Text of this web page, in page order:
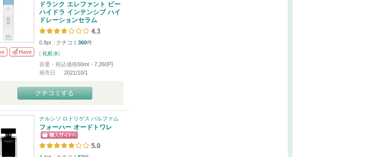
Have
ドランク エレファント ビー
ハイドラ インテンシブ ハイ
ドレーションセラム
4.3
0.8pt クチコミ 360件
[ 化粧水]
容量・税込価格50ml・7,260円
発売日
2021/10/1
クチコミする
ナルシソ ロドリゲス パルファム
フォーハー オードトワレ
5.0